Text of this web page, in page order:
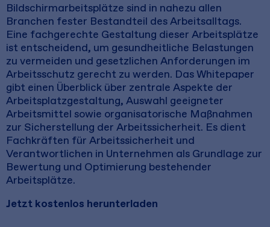
Bildschirmarbeitsplätze sind in nahezu allen
Branchen fester Bestandteil des Arbeitsalltags.
Eine fachgerechte Gestaltung dieser Arbeitsplätze
ist entscheidend, um gesundheitliche Belastungen
zu vermeiden und gesetzlichen Anforderungen im
Arbeitsschutz gerecht zu werden. Das Whitepaper
gibt einen Überblick über zentrale Aspekte der
Arbeitsplatzgestaltung, Auswahl geeigneter
Arbeitsmittel sowie organisatorische Maßnahmen
zur Sicherstellung der Arbeitssicherheit. Es dient
Fachkräften für Arbeitssicherheit und
Verantwortlichen in Unternehmen als Grundlage zur
Bewertung und Optimierung bestehender
Arbeitsplätze.
Jetzt kostenlos herunterladen